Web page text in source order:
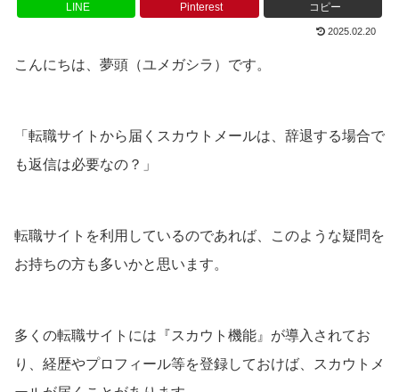
LINE Pinterest コピー
2025.02.20
こんにちは、夢頭（ユメガシラ）です。
「転職サイトから届くスカウトメールは、辞退する場合で
も返信は必要なの？」
転職サイトを利用しているのであれば、このような疑問を
お持ちの方も多いかと思います。
多くの転職サイトには『スカウト機能』が導入されてお
り、経歴やプロフィール等を登録しておけば、スカウトメ